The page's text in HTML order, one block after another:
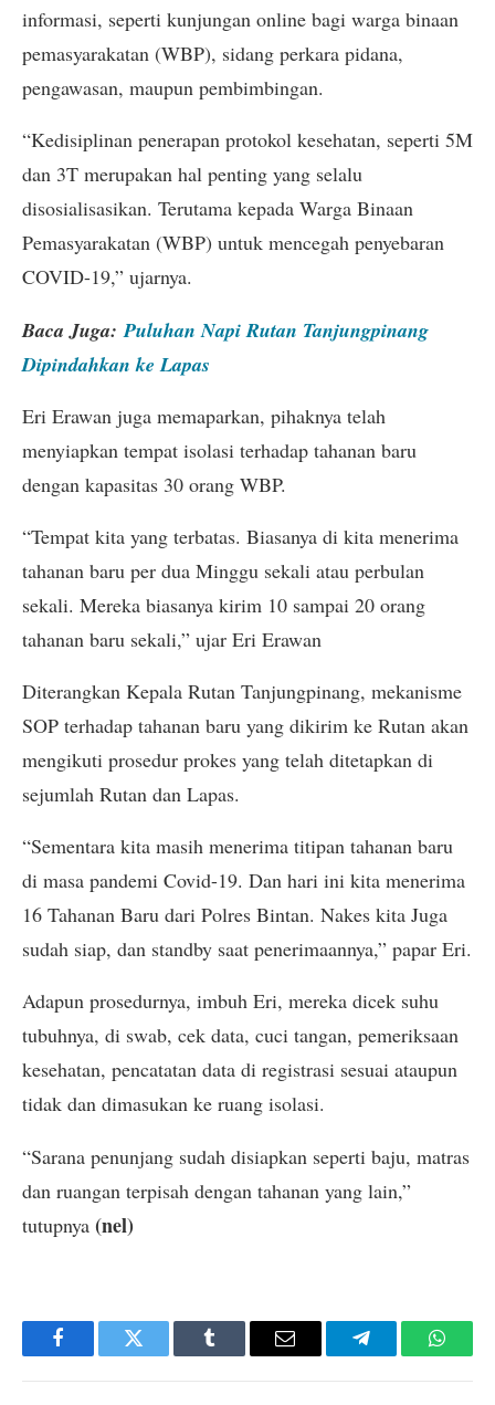
informasi, seperti kunjungan online bagi warga binaan
pemasyarakatan (WBP), sidang perkara pidana,
pengawasan, maupun pembimbingan.
“Kedisiplinan penerapan protokol kesehatan, seperti 5M
dan 3T merupakan hal penting yang selalu
disosialisasikan. Terutama kepada Warga Binaan
Pemasyarakatan (WBP) untuk mencegah penyebaran
COVID-19,” ujarnya.
Baca Juga:Puluhan Napi Rutan Tanjungpinang
Dipindahkan ke Lapas
Eri Erawan juga memaparkan, pihaknya telah
menyiapkan tempat isolasi terhadap tahanan baru
dengan kapasitas 30 orang WBP.
“Tempat kita yang terbatas. Biasanya di kita menerima
tahanan baru per dua Minggu sekali atau perbulan
sekali. Mereka biasanya kirim 10 sampai 20 orang
tahanan baru sekali,” ujar Eri Erawan
Diterangkan Kepala Rutan Tanjungpinang, mekanisme
SOP terhadap tahanan baru yang dikirim ke Rutan akan
mengikuti prosedur prokes yang telah ditetapkan di
sejumlah Rutan dan Lapas.
“Sementara kita masih menerima titipan tahanan baru
di masa pandemi Covid-19. Dan hari ini kita menerima
16 Tahanan Baru dari Polres Bintan. Nakes kita Juga
sudah siap, dan standby saat penerimaannya,” papar Eri.
Adapun prosedurnya, imbuh Eri, mereka dicek suhu
tubuhnya, di swab, cek data, cuci tangan, pemeriksaan
kesehatan, pencatatan data di registrasi sesuai ataupun
tidak dan dimasukan ke ruang isolasi.
“Sarana penunjang sudah disiapkan seperti baju, matras
dan ruangan terpisah dengan tahanan yang lain,”
tutupnya (nel)
FacebookTwitter Tumblr Email Telegram